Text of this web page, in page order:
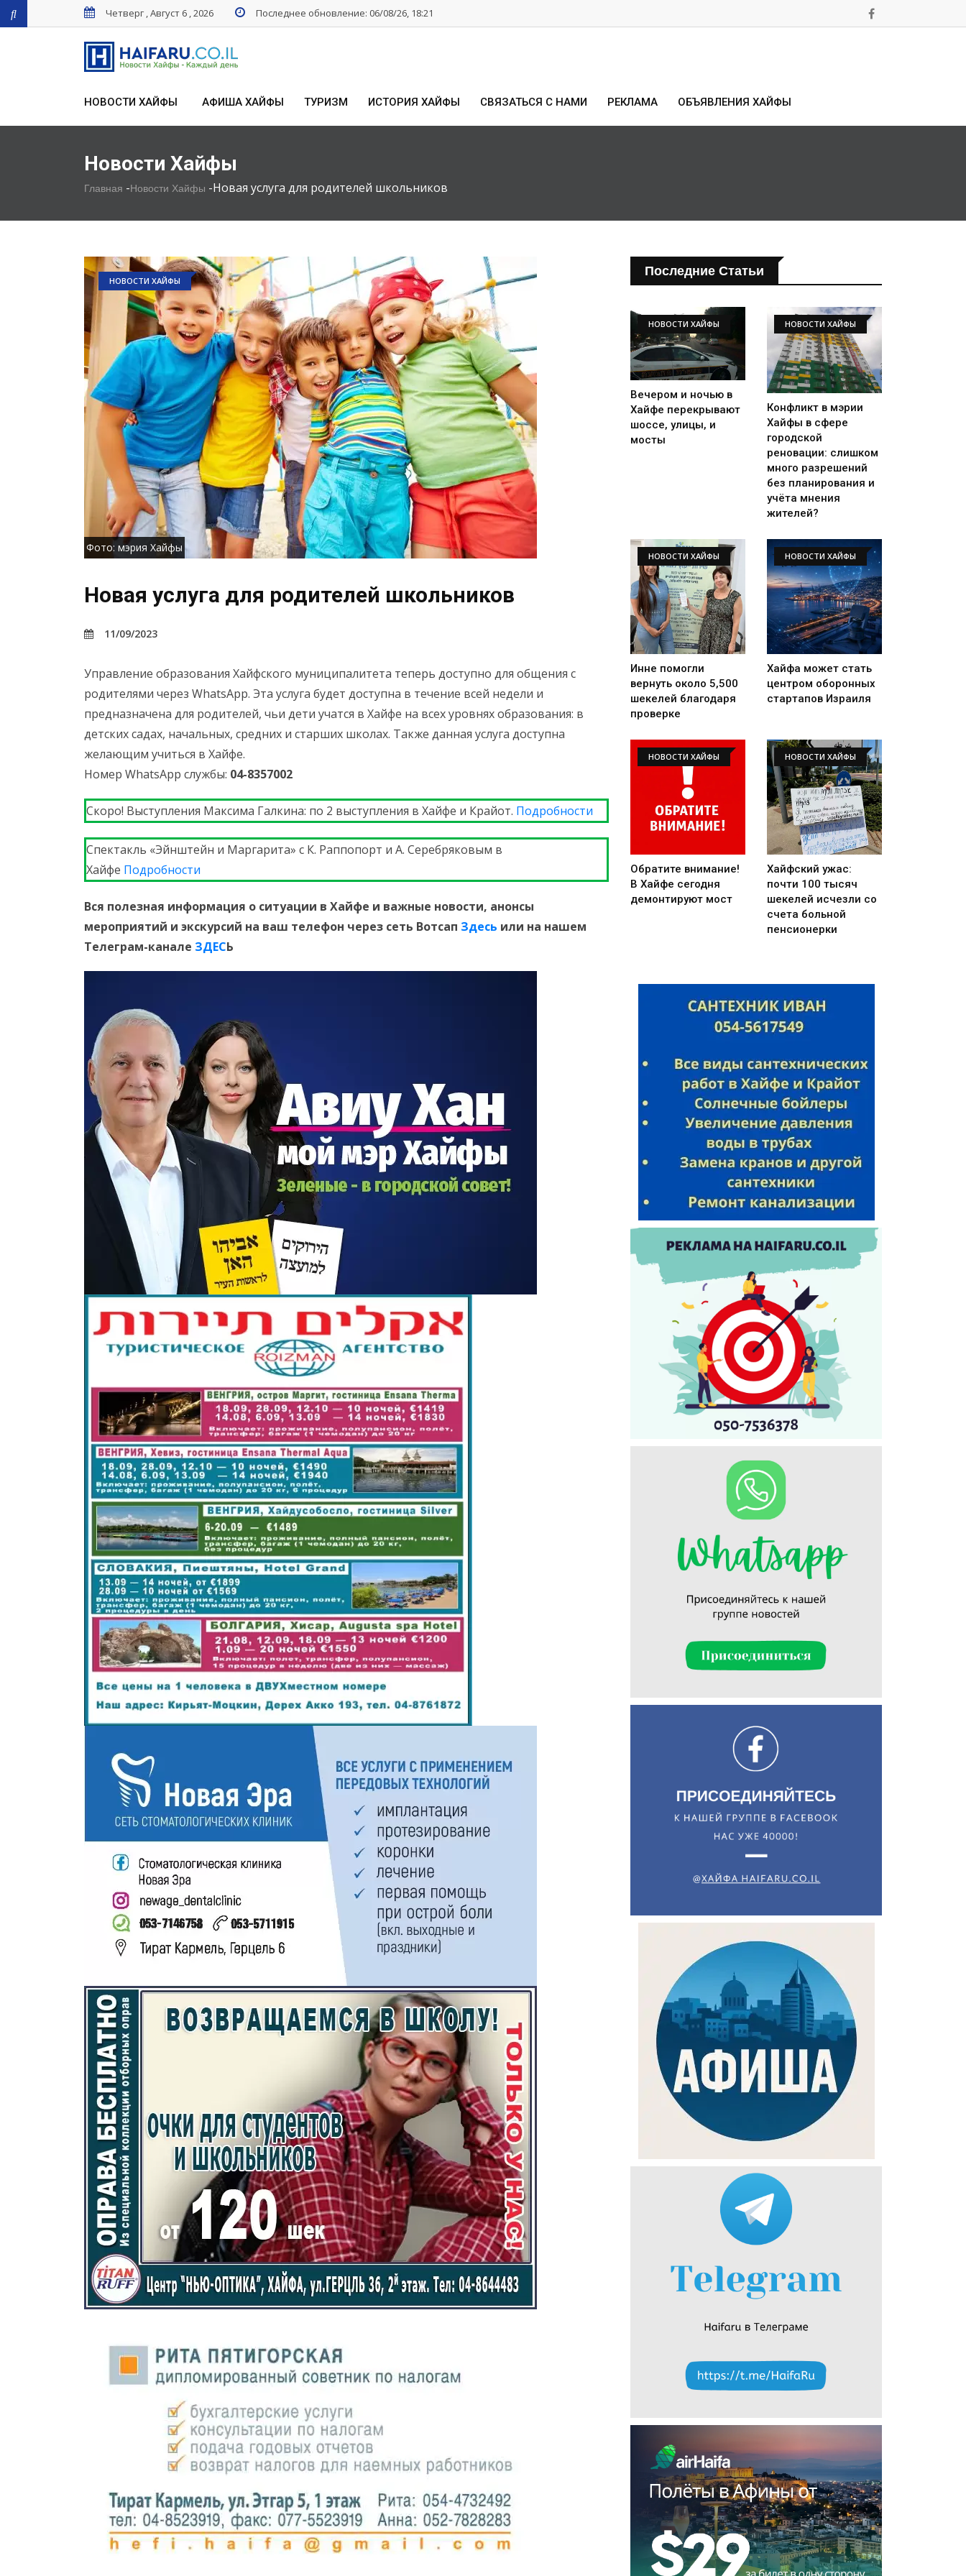
Четверг , Август 6 , 2026 Последнее обновление: 06/08/26, 18:21
НОВОСТИ ХАЙФЫ АФИША ХАЙФЫ ТУРИЗМ ИСТОРИЯ ХАЙФЫ СВЯЗАТЬСЯ С НАМИ РЕКЛАМА ОБЪЯВЛЕНИЯ ХАЙФЫ
Искать
Новости Хайфы
Главная -Новости Хайфы -Новая услуга для родителей школьников
НОВОСТИ ХАЙФЫ
Фото: мэрия Хайфы
Новая услуга для родителей школьников
11/09/2023
Управление образования Хайфского муниципалитета теперь доступно для общения с
родителями через WhatsApp. Эта услуга будет доступна в течение всей недели и
предназначена для родителей, чьи дети учатся в Хайфе на всех уровнях образования: в
детских садах, начальных, средних и старших школах. Также данная услуга доступна
желающим учиться в Хайфе.
Номер WhatsApp службы: 04-8357002
Скоро! Выступления Максима Галкина: по 2 выступления в Хайфе и Крайот. Подробности
Спектакль «Эйнштейн и Маргарита» c К. Раппопорт и А. Серебряковым в
Хайфе Подробности
Вся полезная информация о ситуации в Хайфе и важные новости, анонсы
мероприятий и экскурсий на ваш телефон через сеть Вотсап Здесь или на нашем
Телеграм-канале ЗДЕСЬ
Последние Статьи
НОВОСТИ ХАЙФЫ
Вечером и ночью в
Хайфе перекрывают
шоссе, улицы, и
мосты
НОВОСТИ ХАЙФЫ
Конфликт в мэрии
Хайфы в сфере
городской
реновации: слишком
много разрешений
без планирования и
учёта мнения
жителей?
НОВОСТИ ХАЙФЫ
Инне помогли
вернуть около 5,500
шекелей благодаря
проверке
НОВОСТИ ХАЙФЫ
Хайфа может стать
центром оборонных
стартапов Израиля
НОВОСТИ ХАЙФЫ
Обратите внимание!
В Хайфе сегодня
демонтируют мост
НОВОСТИ ХАЙФЫ
Хайфский ужас:
почти 100 тысяч
шекелей исчезли со
счета больной
пенсионерки